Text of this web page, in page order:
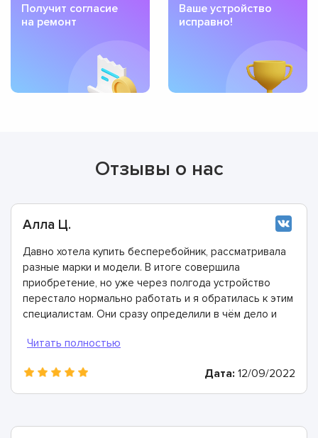
Получит согласие
на ремонт
Ваше устройство
исправно!
Отзывы о нас
Алла Ц.
Давно хотела купить бесперебойник, рассматривала
разные марки и модели. В итоге совершила
приобретение, но уже через полгода устройство
перестало нормально работать и я обратилась к этим
специалистам. Они сразу определили в чём дело и
Дата: 12/09/2022